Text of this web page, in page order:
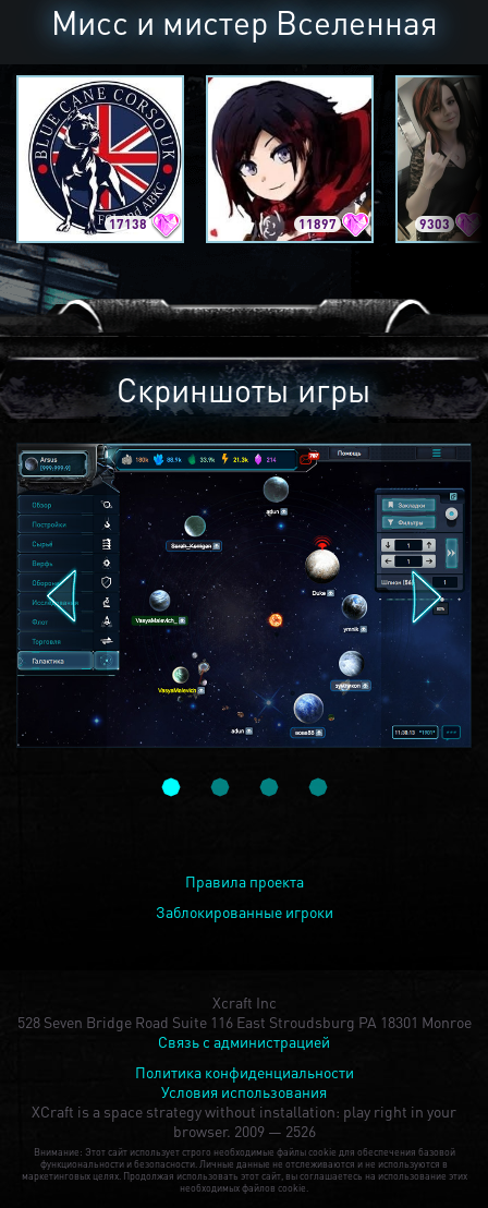
Мисс и мистер Вселенная
17138 11897 9303
Скриншоты игры
Правила проекта
Заблокированные игроки
Xcraft Inc
528 Seven Bridge Road Suite 116 East Stroudsburg PA 18301 Monroe
Связь с администрацией
Политика конфиденциальности
Условия использования
XCraft is a space strategy without installation: play right in your
browser. 2009 — 2526
Внимание: Этот сайт использует строго необходимые файлы cookie для обеспечения базовой
функциональности и безопасности. Личные данные не отслеживаются и не используются в
маркетинговых целях. Продолжая использовать этот сайт, вы соглашаетесь на использование этих
необходимых файлов cookie.